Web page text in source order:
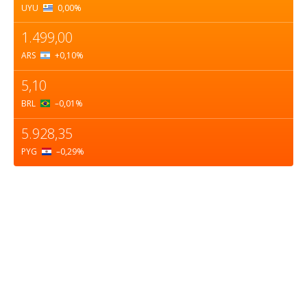
UYU 0,00%
1.499,00
ARS +0,10%
5,10
BRL –0,01 %
5.928,35
PYG –0,29%